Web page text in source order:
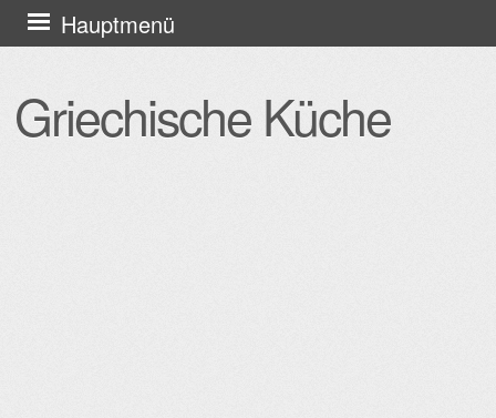
Griechische Küche
Hauptmenü
Zum
Inhalt